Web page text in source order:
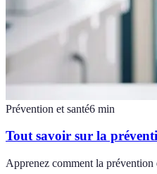
Prévention et santé6 min
Tout savoir sur la
Apprenez comment la prévention